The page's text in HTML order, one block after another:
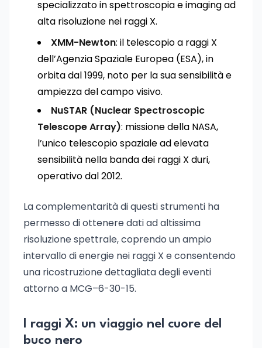
specializzato in spettroscopia e imaging ad
alta risoluzione nei raggi X.
XMM-Newton: il telescopio a raggi X
dell’Agenzia Spaziale Europea (ESA), in
orbita dal 1999, noto per la sua sensibilità e
ampiezza del campo visivo.
NuSTAR (Nuclear Spectroscopic
Telescope Array): missione della NASA,
l’unico telescopio spaziale ad elevata
sensibilità nella banda dei raggi X duri,
operativo dal 2012.
La complementarità di questi strumenti ha
permesso di ottenere dati ad altissima
risoluzione spettrale, coprendo un ampio
intervallo di energie nei raggi X e consentendo
una ricostruzione dettagliata degli eventi
attorno a MCG–6-30-15.
I raggi X: un viaggio nel cuore del
buco nero